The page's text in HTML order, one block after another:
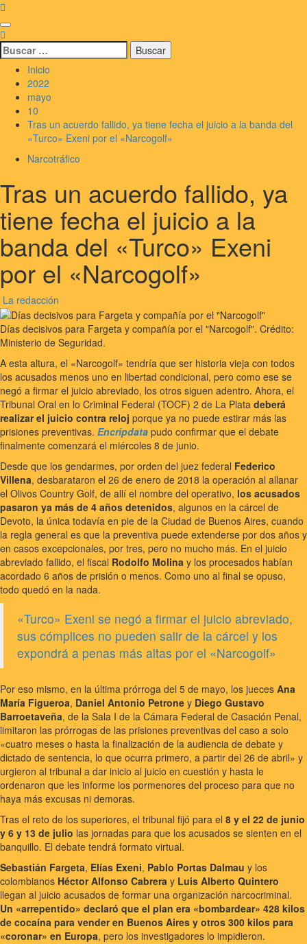
Saltar
al
contenido
Menú
principal
Buscar:
Inicio
2022
mayo
10
Tras un acuerdo fallido, ya tiene fecha el juicio a la banda del
«Turco» Exeni por el «Narcogolf»
Narcotráfico
Tras un acuerdo fallido, ya
tiene fecha el juicio a la
banda del «Turco» Exeni
por el «Narcogolf»
La redacción
Días decisivos para Fargeta y compañía por el "Narcogolf". Crédito:
Ministerio de Seguridad.
A esta altura, el «Narcogolf» tendría que ser historia vieja con todos
los acusados menos uno en libertad condicional, pero como ese se
negó a firmar el juicio abreviado, los otros siguen adentro. Ahora, el
Tribunal Oral en lo Criminal Federal (TOCF) 2 de La Plata deberá
realizar el juicio contra reloj porque ya no puede estirar más las
prisiones preventivas. Encripdata pudo confirmar que el debate
finalmente comenzará el miércoles 8 de junio.
Desde que los gendarmes, por orden del juez federal Federico
Villena, desbarataron el 26 de enero de 2018 la operación al allanar
el Olivos Country Golf, de allí el nombre del operativo, los acusados
pasaron ya más de 4 años detenidos, algunos en la cárcel de
Devoto, la única todavía en pie de la Ciudad de Buenos Aires, cuando
la regla general es que la preventiva puede extenderse por dos años y
en casos excepcionales, por tres, pero no mucho más. En el juicio
abreviado fallido, el fiscal Rodolfo Molina y los procesados habían
acordado 6 años de prisión o menos. Como uno al final se opuso,
todo quedó en la nada.
«Turco» Exeni se negó a firmar el juicio abreviado,
sus cómplices no pueden salir de la cárcel y los
expondrá a penas más altas por el «Narcogolf»
Por eso mismo, en la última prórroga del 5 de mayo, los jueces Ana
María Figueroa, Daniel Antonio Petrone y Diego Gustavo
Barroetaveña, de la Sala I de la Cámara Federal de Casación Penal,
limitaron las prórrogas de las prisiones preventivas del caso a solo
«cuatro meses o hasta la finalización de la audiencia de debate y
dictado de sentencia, lo que ocurra primero, a partir del 26 de abril» y
urgieron al tribunal a dar inicio al juicio en cuestión y hasta le
ordenaron que les informe los pormenores del proceso para que no
haya más excusas ni demoras.
Tras el reto de los superiores, el tribunal fijó para el 8 y el 22 de junio
y 6 y 13 de julio las jornadas para que los acusados se sienten en el
banquillo. El debate tendrá formato virtual.
Sebastián Fargeta, Elías Exeni, Pablo Portas Dalmau y los
colombianos Héctor Alfonso Cabrera y Luis Alberto Quintero
llegan al juicio acusados de formar una organización narcocriminal.
Un «arrepentido» declaró que el plan era «bombardear» 428 kilos
de cocaína para vender en Buenos Aires y otros 300 kilos para
«coronar» en Europa, pero los investigadores lo impidieron.